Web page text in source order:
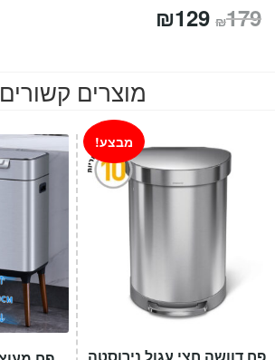
₪179 המחיר
₪129
הוא:
₪129.
מוצרים קשורים
מבצע!